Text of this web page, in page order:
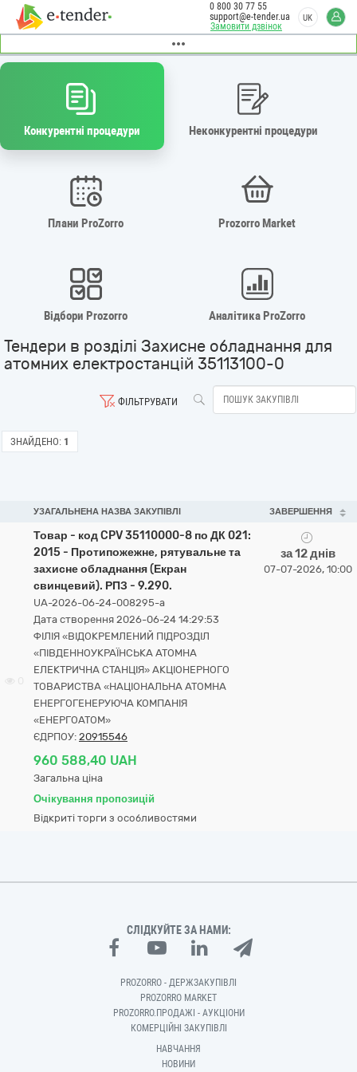
Замовити дзвінок
0 800 30 77 55
support@e-tender.ua
UK
Конкурентні процедури Неконкурентні процедури
Плани ProZorro Prozorro Market
Відбори Prozorro Аналітика ProZorro
Тендери в розділі Захисне обладнання для
атомних електростанцій 35113100-0
ФІЛЬТРУВАТИ
ЗНАЙДЕНО: 1
УЗАГАЛЬНЕНА НАЗВА ЗАКУПІВЛІ ЗАВЕРШЕННЯ
Товар - код CPV 35110000-8 по ДК 021:
2015 - Протипожежне, рятувальне та
захисне обладнання (Екран
свинцевий). РПЗ - 9.290.
UA-2026-06-24-008295-a
Дата створення 2026-06-24 14:29:53
ФІЛІЯ «ВІДОКРЕМЛЕНИЙ ПІДРОЗДІЛ
«ПІВДЕННОУКРАЇНСЬКА АТОМНА
ЕЛЕКТРИЧНА СТАНЦІЯ» АКЦІОНЕРНОГО
ТОВАРИСТВА «НАЦІОНАЛЬНА АТОМНА
ЕНЕРГОГЕНЕРУЮЧА КОМПАНІЯ
«ЕНЕРГОАТОМ»
ЄДРПОУ: 20915546
960 588,40 UAH
Загальна ціна
Очікування пропозицій
Відкриті торги з особливостями
за 12 днів
07-07-2026, 10:00
СЛІДКУЙТЕ ЗА НАМИ:
PROZORRO - ДЕРЖЗАКУПІВЛІ
PROZORRO MARKET
PROZORRO.ПРОДАЖІ - АУКЦІОНИ
КОМЕРЦІЙНІ ЗАКУПІВЛІ
НАВЧАННЯ
НОВИНИ